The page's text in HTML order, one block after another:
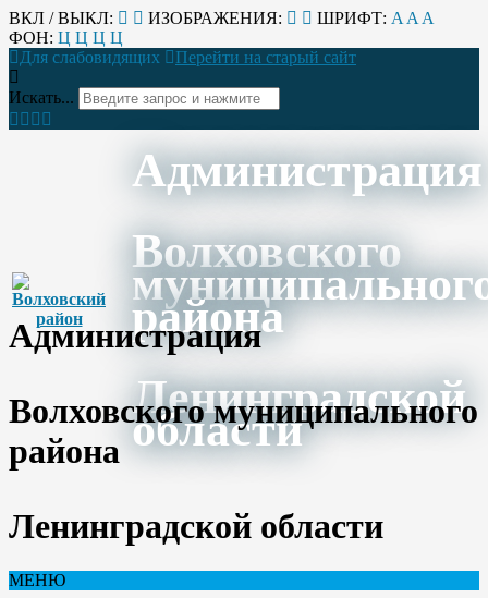
ВКЛ / ВЫКЛ: ИЗОБРАЖЕНИЯ: ШРИФТ: A A A
ФОН: Ц Ц Ц Ц
Для слабовидящих
Перейти на старый сайт
Искать...
Администрация
Волховского
района
Ленинградской
области
Администрация
Волховского муниципального
района
Ленинградской области
МЕНЮ